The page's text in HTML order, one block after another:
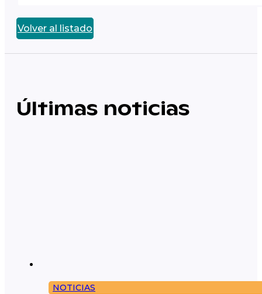
Volver al listado
Últimas noticias
NOTICIAS